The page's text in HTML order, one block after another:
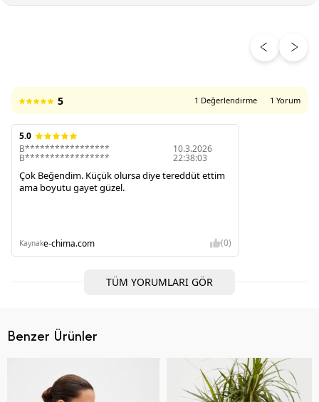
5 1 Değerlendirme 1 Yorum
5.0
B*****************
B*****************
10.3.2026
22:38:03
Çok Beğendim. Küçük olursa diye tereddüt ettim
ama boyutu gayet güzel.
Kaynake-chima.com (0)
TÜM YORUMLARI GÖR
Benzer Ürünler